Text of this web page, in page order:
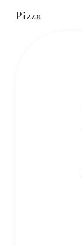
Pizza